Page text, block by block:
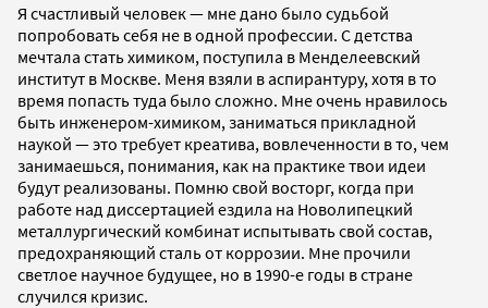
Я счастливый человек — мне дано было судьбой
попробовать себя не в одной профессии. С детства
мечтала стать химиком, поступила в Менделеевский
институт в Москве. Меня взяли в аспирантуру, хотя в то
время попасть туда было сложно. Мне очень нравилось
быть инженером-химиком, заниматься прикладной
наукой — это требует креатива, вовлеченности в то, чем
занимаешься, понимания, как на практике твои идеи
будут реализованы. Помню свой восторг, когда при
работе над диссертацией ездила на Новолипецкий
металлургический комбинат испытывать свой состав,
предохраняющий сталь от коррозии. Мне прочили
светлое научное будущее, но в 1990-е годы в стране
случился кризис.